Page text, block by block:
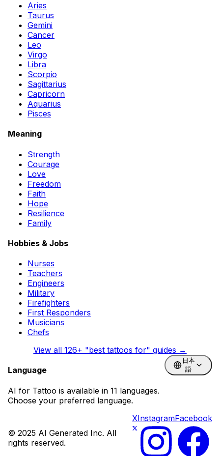
Aries
Taurus
Gemini
Cancer
Leo
Virgo
Libra
Scorpio
Sagittarius
Capricorn
Aquarius
Pisces
Meaning
Strength
Courage
Love
Freedom
Faith
Hope
Resilience
Family
Hobbies & Jobs
Nurses
Teachers
Engineers
Military
Firefighters
First Responders
Musicians
Chefs
View all 126+ "best tattoos for" guides →
Language
AI for Tattoo is available in 11 languages.
Choose your preferred language.
日本
語
© 2025 AI Generated Inc. All
rights reserved.
XInstagramFacebook